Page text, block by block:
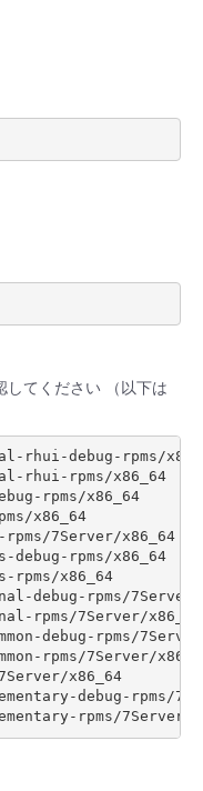
してください （以下は
debug-rpms/
rhui-rpms/x86_64
rpms/x86_64
x86_64
7Server/x86_64
rpms/x86_64
x86_64
debug-rpms/7Server/
rpms/7Server/x86_64
debug-rpms/
rpms/7Server/
x86_64
debug-rpms/